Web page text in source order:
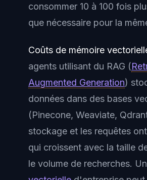
consommer 10 à 100 fois
que nécessaire pour la
Coûts de mémoire
agents utilisant du RAG (
Augmented Generation)
données dans des bases
(Pinecone, Weaviate,
stockage et les requêtes
qui croissent avec la taille
le volume de recherches.